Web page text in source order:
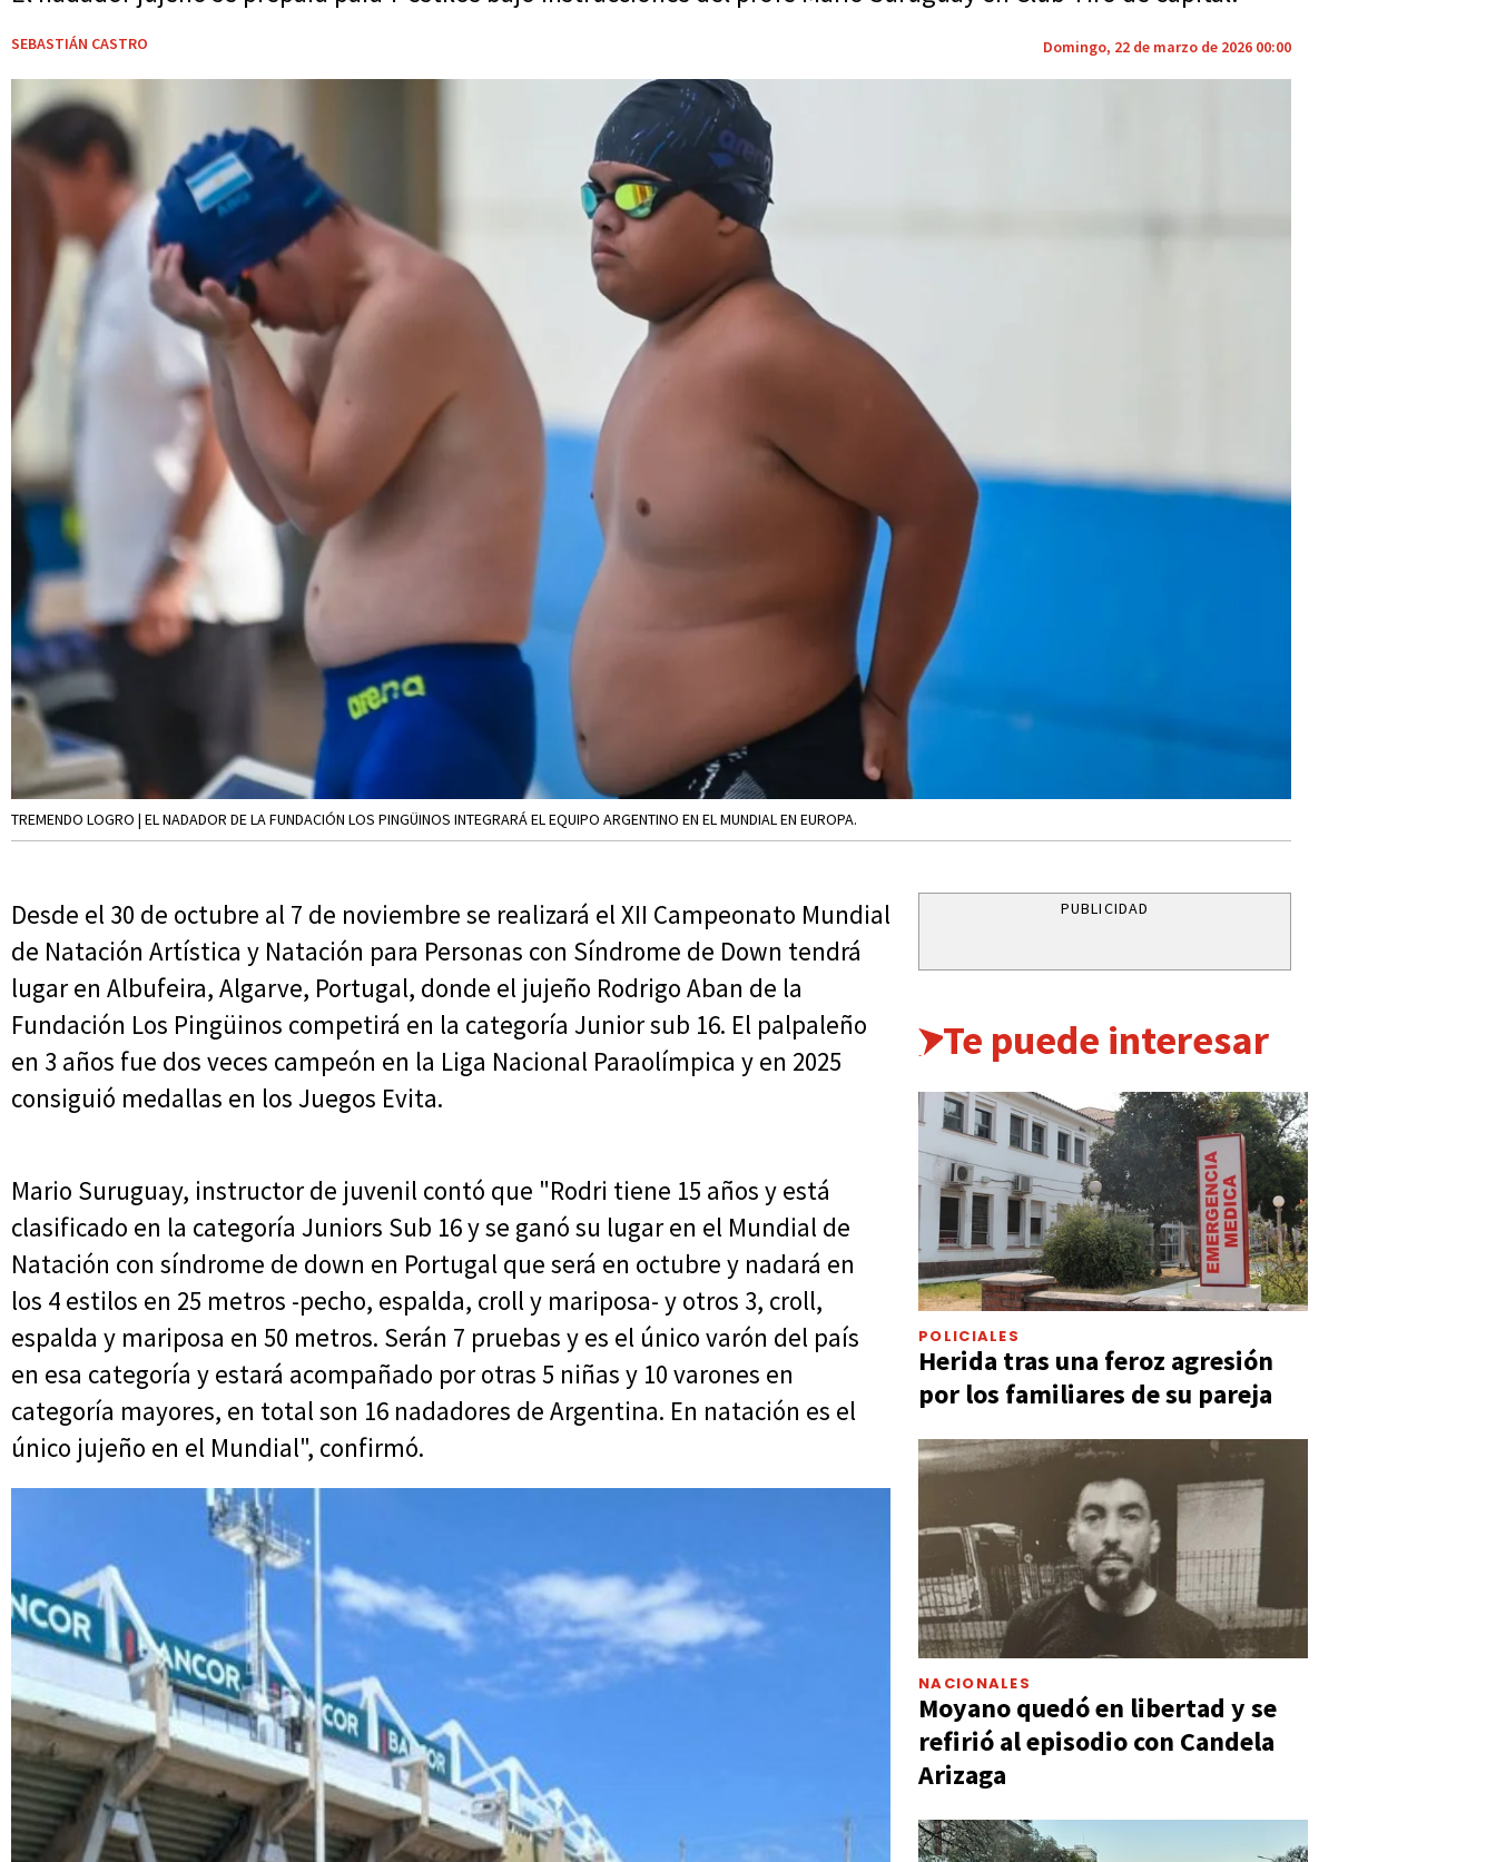
SEBASTIÁN CASTRO Domingo, 22 de marzo de 2026 00:00
TREMENDO LOGRO | EL NADADOR DE LA FUNDACIÓN LOS PINGÜINOS INTEGRARÁ EL EQUIPO ARGENTINO EN EL MUNDIAL EN EUROPA.
Desde el 30 de octubre al 7 de noviembre se realizará el XII Campeonato Mundial
de Natación Artística y Natación para Personas con Síndrome de Down tendrá
lugar en Albufeira, Algarve, Portugal, donde el jujeño Rodrigo Aban de la
Fundación Los Pingüinos competirá en la categoría Junior sub 16. El palpaleño
en 3 años fue dos veces campeón en la Liga Nacional Paraolímpica y en 2025
consiguió medallas en los Juegos Evita.
Mario Suruguay, instructor de juvenil contó que "Rodri tiene 15 años y está
clasificado en la categoría Juniors Sub 16 y se ganó su lugar en el Mundial de
Natación con síndrome de down en Portugal que será en octubre y nadará en
los 4 estilos en 25 metros -pecho, espalda, croll y mariposa- y otros 3, croll,
espalda y mariposa en 50 metros. Serán 7 pruebas y es el único varón del país
en esa categoría y estará acompañado por otras 5 niñas y 10 varones en
categoría mayores, en total son 16 nadadores de Argentina. En natación es el
único jujeño en el Mundial", confirmó.
PUBLICIDAD
Te puede interesar
POLICIALES
Herida tras una feroz agresión
por los familiares de su pareja
NACIONALES
Moyano quedó en libertad y se
refirió al episodio con Candela
Arizaga